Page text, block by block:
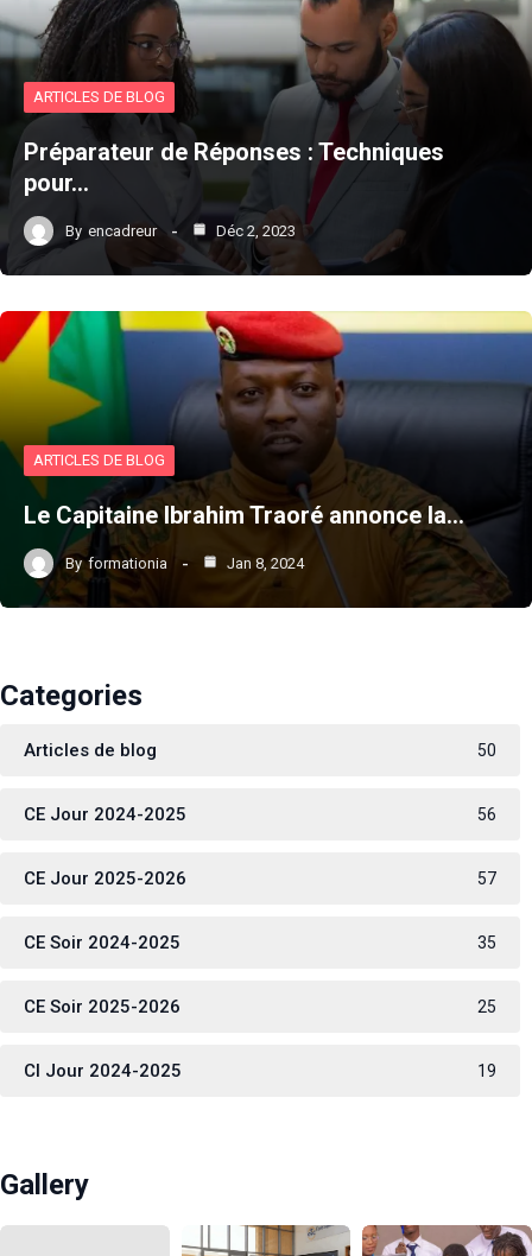
ARTICLES DE BLOG
Préparateur de Réponses : Techniques
pour…
By encadreur Déc 2, 2023
ARTICLES DE BLOG
Le Capitaine Ibrahim Traoré annonce la…
By formationia Jan 8, 2024
Categories
Articles de blog 50
CE Jour 2024-2025 56
CE Jour 2025-2026 57
CE Soir 2024-2025 35
CE Soir 2025-2026 25
CI Jour 2024-2025 19
Gallery